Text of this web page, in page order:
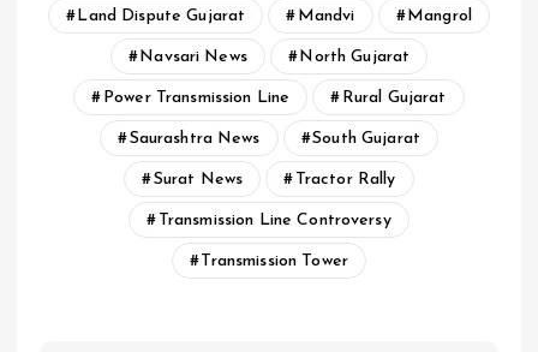
Land Dispute Gujarat Mandvi Mangrol
Navsari News North Gujarat
Power Transmission Line Rural Gujarat
Saurashtra News South Gujarat
Surat News Tractor Rally
Transmission Line Controversy
Transmission Tower